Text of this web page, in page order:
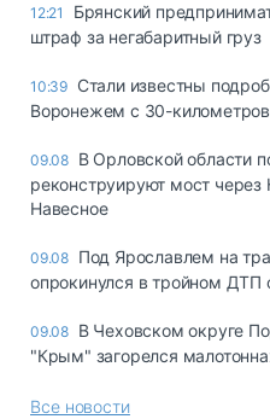
12:21
Брянский
штраф за негабаритный груз
10:39 Стали известны
Воронежем с 30-
09.08 В Орловской области
реконструируют мост
Навесное
09.08 Под Ярославлем на
опрокинулся в тройном ДТП
09.08 В Чеховском округе
"Крым" загорелся
Все новости